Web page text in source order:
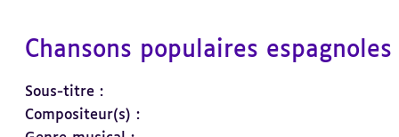
Chansons populaires espagnoles
Sous-titre :
Compositeur(s) :